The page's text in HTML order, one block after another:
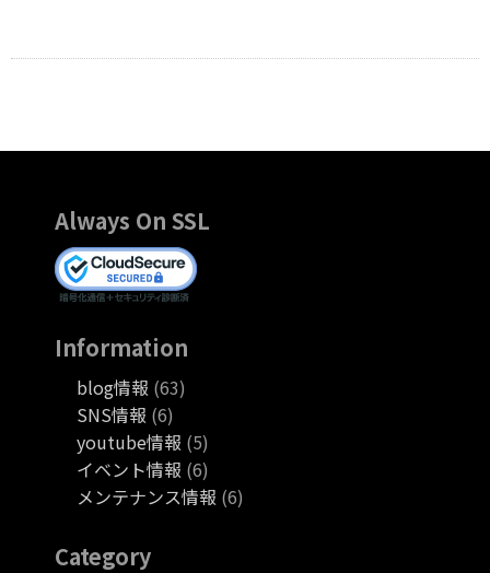
Always On SSL
Information
blog情報 (63)
SNS情報 (6)
youtube情報 (5)
イベント情報 (6)
メンテナンス情報 (6)
Category